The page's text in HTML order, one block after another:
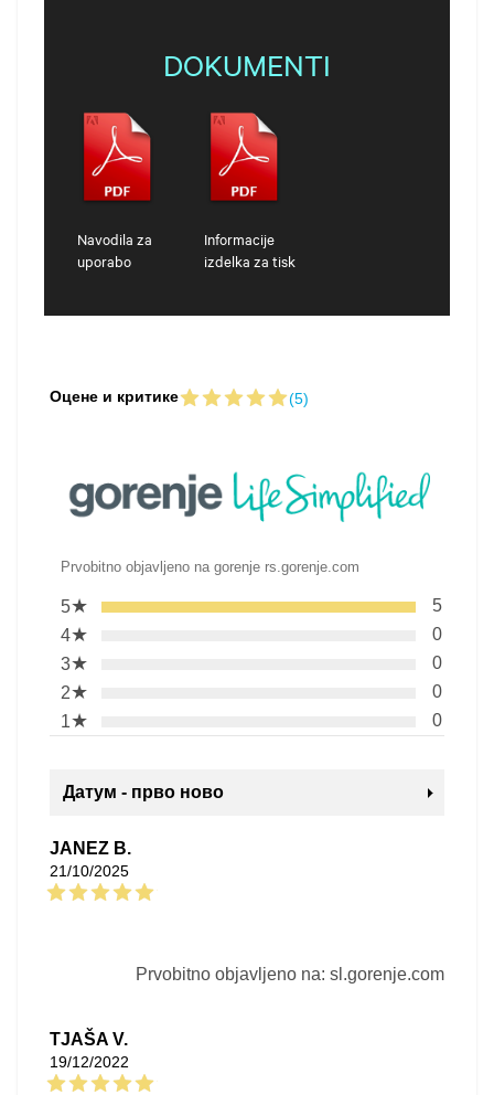
DOKUMENTI
Navodila za
uporabo
Informacije
izdelka za tisk
Оцене и критике (5)
Prvobitno objavljeno na gorenje rs.gorenje.com
5★
5
4★
0
3★
0
2★
0
1★ 0
Датум - прво ново
JANEZ B.
21/10/2025
Prvobitno objavljeno na: sl.gorenje.com
TJAŠA V.
19/12/2022